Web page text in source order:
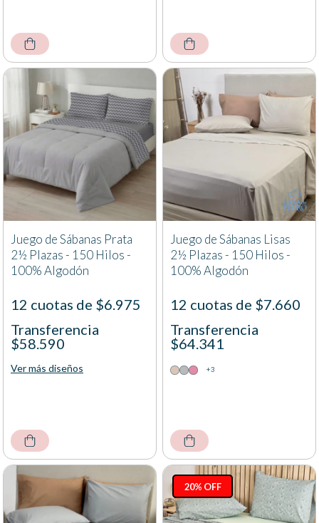
Juego de Sábanas Prata
2½ Plazas - 150 Hilos -
100% Algodón
12 cuotas de $6.975
Transferencia
$58.590
Ver más diseños
Juego de Sábanas Lisas
2½ Plazas - 150 Hilos -
100% Algodón
12 cuotas de $7.660
Transferencia
$64.341
+3
20% OFF